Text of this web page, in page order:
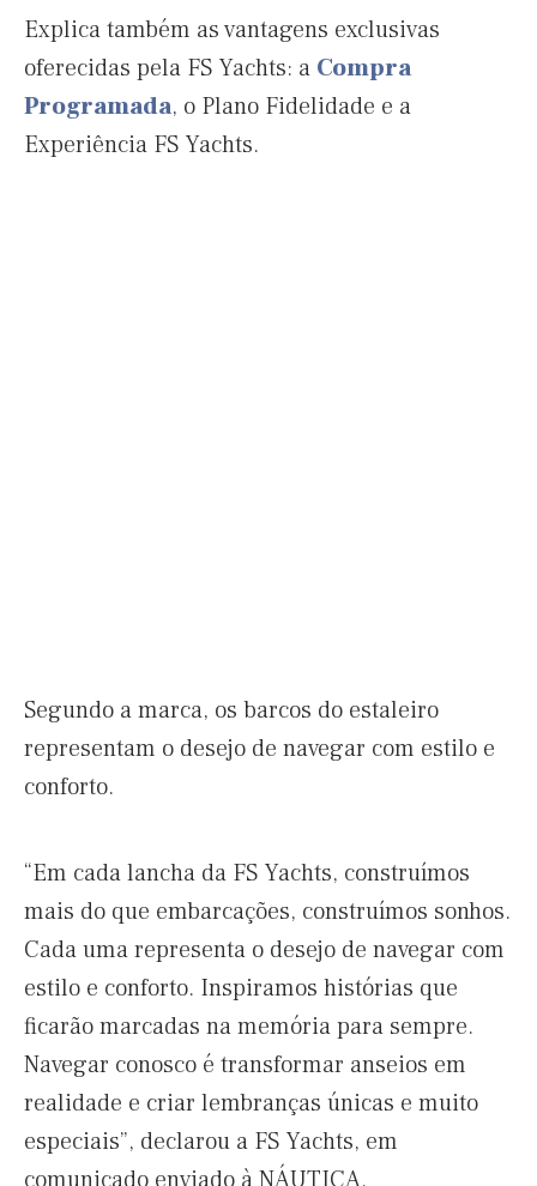
Explica também as vantagens exclusivas
oferecidas pela FS Yachts: a Compra
Programada, o Plano Fidelidade e a
Experiência FS Yachts.
Segundo a marca, os barcos do estaleiro
representam o desejo de navegar com estilo e
conforto.
“Em cada lancha da FS Yachts, construímos
mais do que embarcações, construímos sonhos.
Cada uma representa o desejo de navegar com
estilo e conforto. Inspiramos histórias que
ficarão marcadas na memória para sempre.
Navegar conosco é transformar anseios em
realidade e criar lembranças únicas e muito
especiais”, declarou a FS Yachts, em